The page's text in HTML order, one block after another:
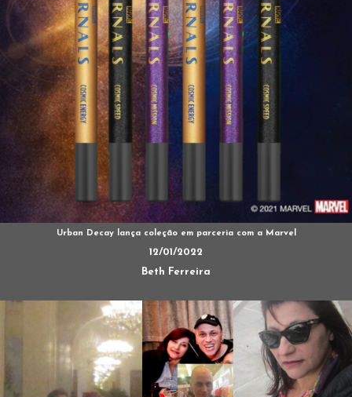
Urban Decay lança coleção em parceria com a Marvel
12/01/2022
Beth Ferreira